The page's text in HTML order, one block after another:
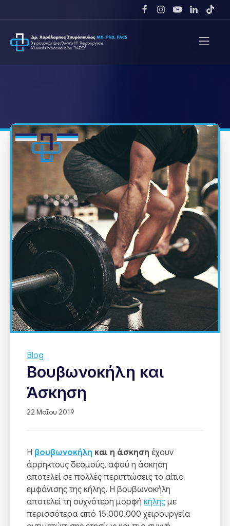
Blog
Βουβωνοκήλη και
Άσκηση
22 Μαΐου 2019
Η βουβωνοκήλη και η άσκηση έχουν
άρρηκτους δεσμούς, αφού η άσκηση
αποτελεί σε πολλές περιπτώσεις το αίτιο
εμφάνισης της κήλης. Η βουβωνοκήλη
αποτελεί τη συχνότερη μορφή κήλης με
περισσότερα από 15.000.000 χειρουργεία